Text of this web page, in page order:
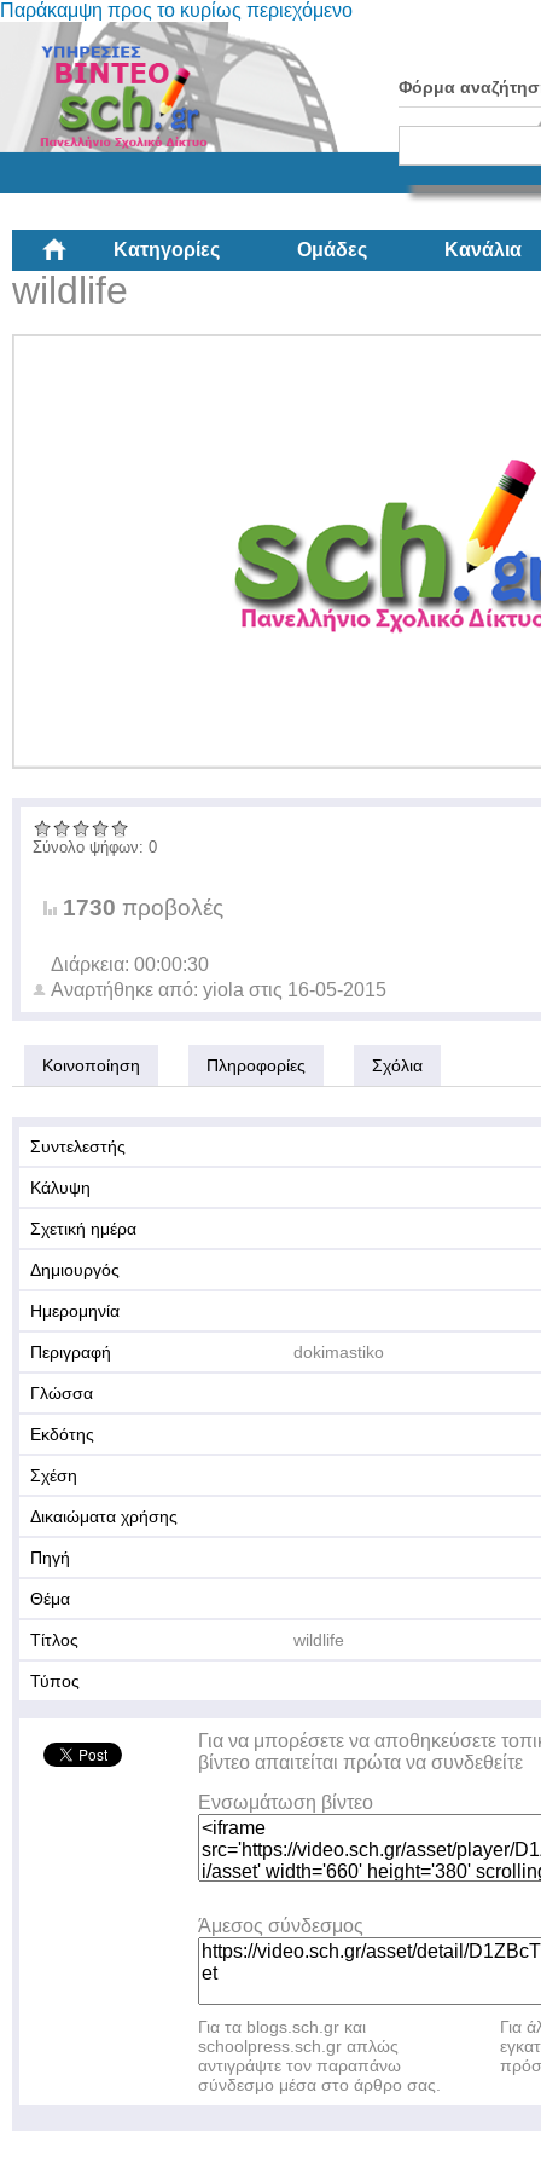
Παράκαμψη προς το κυρίως περιεχόμενο
Φόρμα
Κατηγορίες Ομάδες Κανάλια
wildlife
Σύνολο ψήφων: 0
1730 προβολές
Διάρκεια: 00:00:30
Αναρτήθηκε από: yiola στις 16-05-2015
Κοινοποίηση Πληροφορίες Σχόλια
Συντελεστής
Κάλυψη
Σχετική ημέρα
Δημιουργός
Ημερομηνία
Περιγραφή dokimastiko
Γλώσσα
Εκδότης
Σχέση
Δικαιώματα χρήσης
Πηγή
Θέμα
Τίτλος wildlife
Τύπος
Για να μπορέσετε να αποθηκεύσετε
βίντεο απαιτείται πρώτα να συνδεθείτε
Ενσωμάτωση βίντεο
Άμεσος σύνδεσμος
Για τα blogs.sch.gr και
schoolpress.sch.gr απλώς
αντιγράψτε τον παραπάνω
σύνδεσμο μέσα στο άρθρο σας.
Για